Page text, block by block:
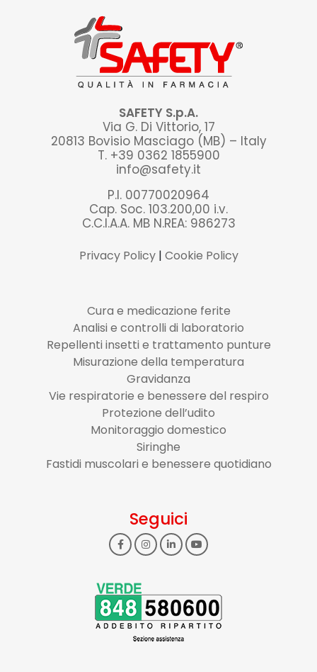
SAFETY S.p.A.
Via G. Di Vittorio, 17
20813 Bovisio Masciago (MB) – Italy
T. +39 0362 1855900
info@safety.it
P.I. 00770020964
Cap. Soc. 103.200,00 i.v.
C.C.I.A.A. MB N.REA: 986273
Privacy Policy| Cookie Policy
Cura e medicazione ferite
Analisi e controlli di laboratorio
Repellenti insetti e trattamento punture
Misurazione della temperatura
Gravidanza
Vie respiratorie e benessere del respiro
Protezione dell’udito
Monitoraggio domestico
Siringhe
Fastidi muscolari e benessere quotidiano
Seguici